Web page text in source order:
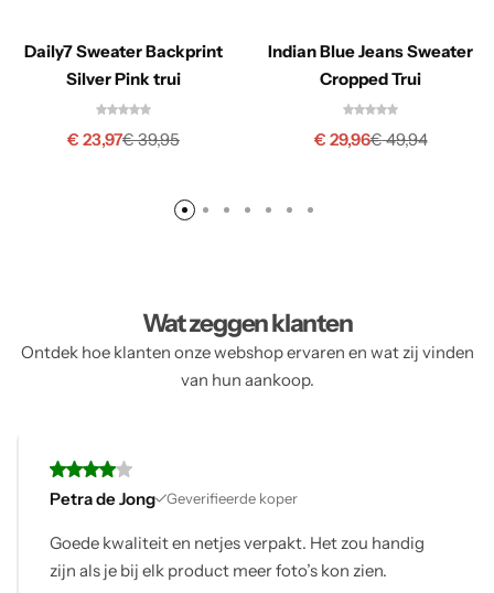
Daily7 Sweater Backprint
Silver Pink trui
€39,95
€ 23,97
Indian Blue Jeans Sweater
Cropped Trui
€49,94
€ 29,96
Wat zeggen klanten
Ontdek hoe klanten onze webshop ervaren en wat zij vinden
van hun aankoop.
Karin Geverifieerde koper
Mijn bestelling was compleet en op tijd, alles
volgens verwachting